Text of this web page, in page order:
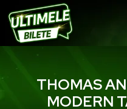
THOMAS
MODERN